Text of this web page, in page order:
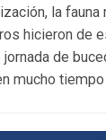
la
hicieron de
de
mucho